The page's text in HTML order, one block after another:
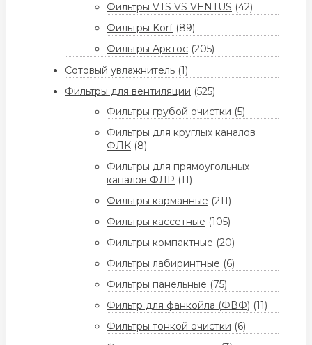
Фильтры VTS VS VENTUS (42)
Фильтры Korf (89)
Фильтры Арктос (205)
Сотовый увлажнитель (1)
Фильтры для вентиляции (525)
Фильтры грубой очистки (5)
Фильтры для круглых каналов
ФЛК (8)
Фильтры для прямоугольных
каналов ФЛР (11)
Фильтры карманные (211)
Фильтры кассетные (105)
Фильтры компактные (20)
Фильтры лабиринтные (6)
Фильтры панельные (75)
Фильтр для фанкойла (ФВФ) (11)
Фильтры тонкой очистки (6)